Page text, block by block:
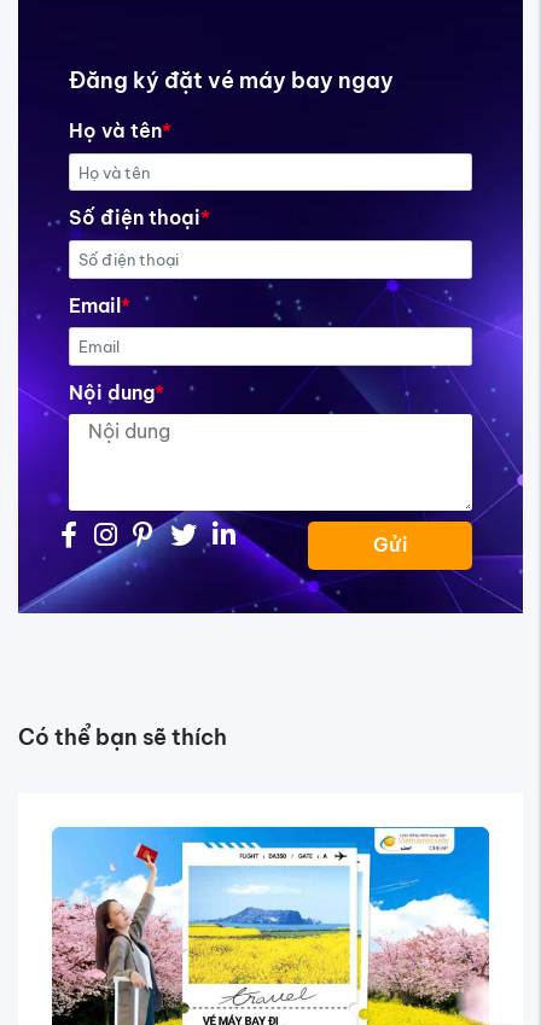
Đăng ký đặt vé máy bay ngay
Họ và tên*
Số điện thoại*
Email*
Nội dung*
Gửi
Có thể bạn sẽ thích